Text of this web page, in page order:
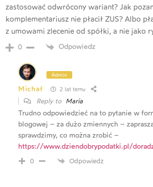
zastosować odwrócony wariant? Jak
komplementariusz nie płacił ZUS? Albo
z umowami zlecenie od spółki, a nie jako
0 Odpowiedz
Admin
Michał 2 lat temu
Reply to Maria
Trudno odpowiedzieć na to pytanie w
blogowej – za dużo zmiennych –
sprawdzimy, co można zrobić –
https://www.dziendobrypodatki.pl/
0 Odpowiedz